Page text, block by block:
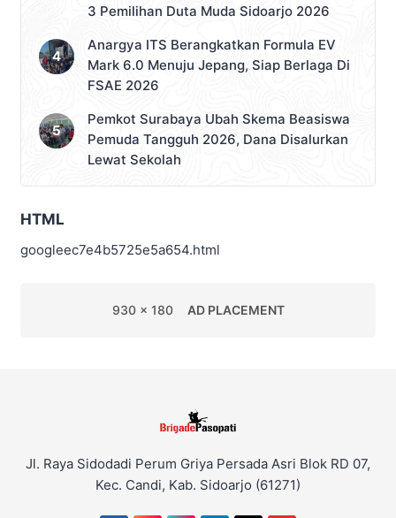
3 Pemilihan Duta Muda Sidoarjo 2026
Anargya ITS Berangkatkan Formula EV
Mark 6.0 Menuju Jepang, Siap Berlaga Di
FSAE 2026
Pemkot Surabaya Ubah Skema Beasiswa
Pemuda Tangguh 2026, Dana Disalurkan
Lewat Sekolah
HTML
googleec7e4b5725e5a654.html
930 x 180 AD PLACEMENT
Jl. Raya Sidodadi Perum Griya Persada Asri Blok RD 07,
Kec. Candi, Kab. Sidoarjo (61271)